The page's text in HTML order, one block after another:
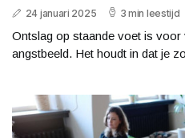
24 januari 2025 3 min leestijd
Ontslag op staande voet is voor
angstbeeld. Het houdt in dat je